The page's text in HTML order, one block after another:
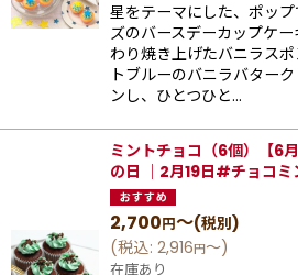
星をテーマにした、ポッ
ズのバースデーカップケ
わり焼き上げたバニラス
トブルーのバニラバター
ンし、ひとつひと…
ミントチョコ（6個）【6
の日 ｜2月19日#チョコミ
2,700円～(税別)
(税込: 2,916円～)
在庫あり